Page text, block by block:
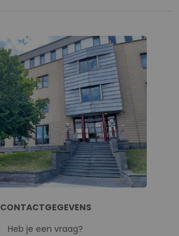
CONTACTGEGEVENS
Heb je een vraag?